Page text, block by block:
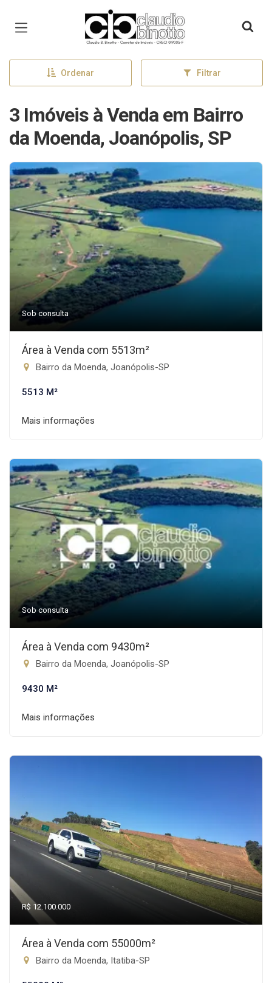
Página inicial
Ordenar Filtrar
3 Imóveis à Venda em Bairro
da Moenda, Joanópolis, SP
Sob consulta
Área à Venda com 5513m²
Bairro da Moenda, Joanópolis-SP
5513 M²
Mais informações
Sob consulta
Área à Venda com 9430m²
Bairro da Moenda, Joanópolis-SP
9430 M²
Mais informações
R$ 12.100.000
Área à Venda com 55000m²
Bairro da Moenda, Itatiba-SP